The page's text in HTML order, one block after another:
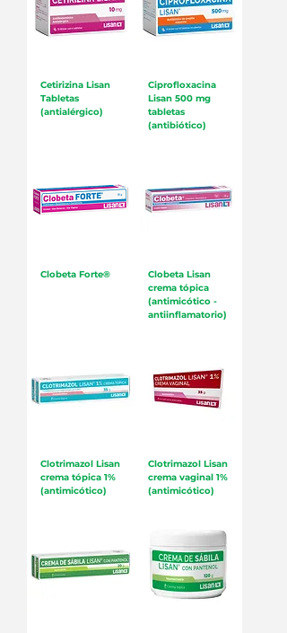
Cetirizina Lisan
Tabletas
(antialérgico)
Ciprofloxacina
Lisan 500 mg
tabletas
(antibiótico)
Clobeta Forte®
Clobeta Lisan
crema tópica
(antimicótico -
antiinflamatorio)
Clotrimazol Lisan
crema tópica 1%
(antimicótico)
Clotrimazol Lisan
crema vaginal 1%
(antimicótico)